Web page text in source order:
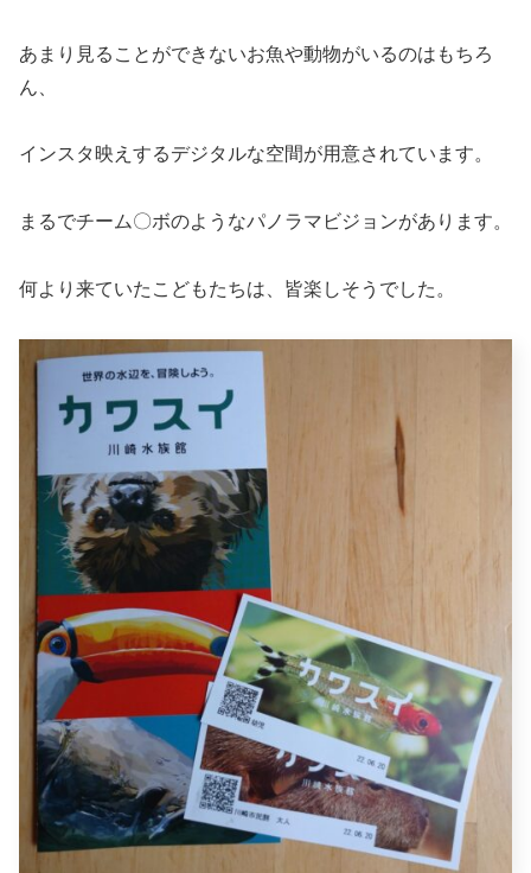
あまり見ることができないお魚や動物がいるのはもちろ
ん、
インスタ映えするデジタルな空間が用意されています。
まるでチーム〇ボのようなパノラマビジョンがあります。
何より来ていたこどもたちは、皆楽しそうでした。